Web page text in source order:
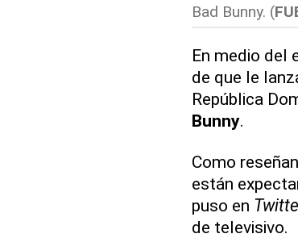
Bad Bunny. (
En medio del
de que le
República
Bunny.
Como
están
puso en
de televisivo.